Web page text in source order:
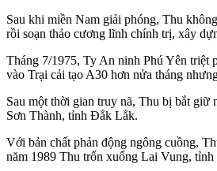
Sau khi miền Nam giải phóng, Thu
rồi soạn thảo cương lĩnh chính trị, xây
Tháng 7/1975, Ty An ninh Phú Yên triệt
vào Trại cải tạo A30 hơn nửa tháng
Sau một thời gian truy nã, Thu bị bắt giữ
Sơn Thành, tỉnh Đắk Lắk.
Với bản chất phản động ngông cuồng,
năm 1989 Thu trốn xuống Lai Vung,